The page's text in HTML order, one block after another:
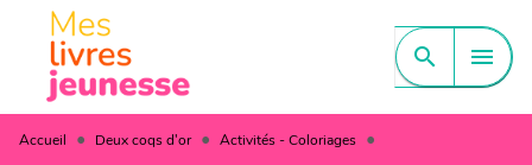
MENU CONTENU
PIED DE PAGE
search menu
Accueil • Deux coqs d'or • Activités - Coloriages •